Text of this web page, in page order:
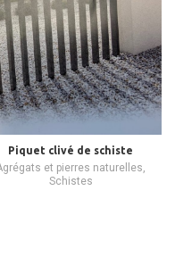
Piquet clivé de schiste
et pierres naturelles,
Schistes